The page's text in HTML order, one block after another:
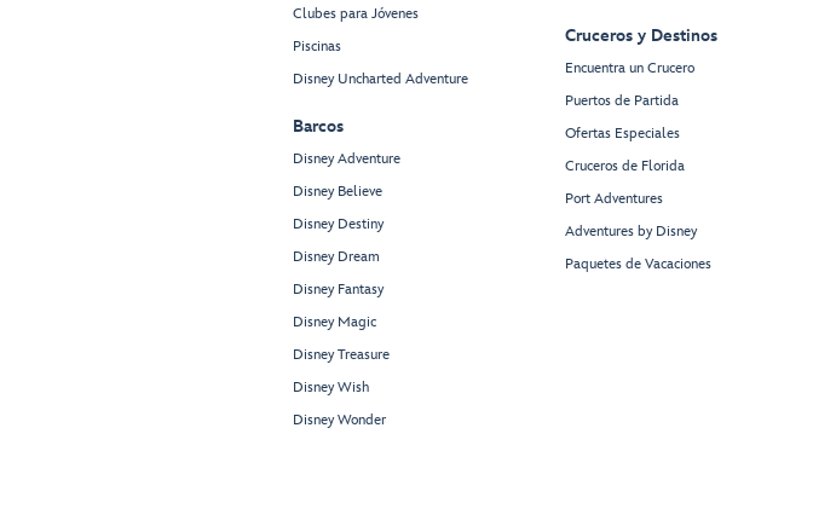
Clubes para Jóvenes
Piscinas
Disney Uncharted Adventure
Barcos
Disney Adventure
Disney Believe
Disney Destiny
Disney Dream
Disney Fantasy
Disney Magic
Disney Treasure
Disney Wish
Disney Wonder
Cruceros y Destinos
Encuentra un Crucero
Puertos de Partida
Ofertas Especiales
Cruceros de Florida
Port Adventures
Adventures by Disney
Paquetes de Vacaciones